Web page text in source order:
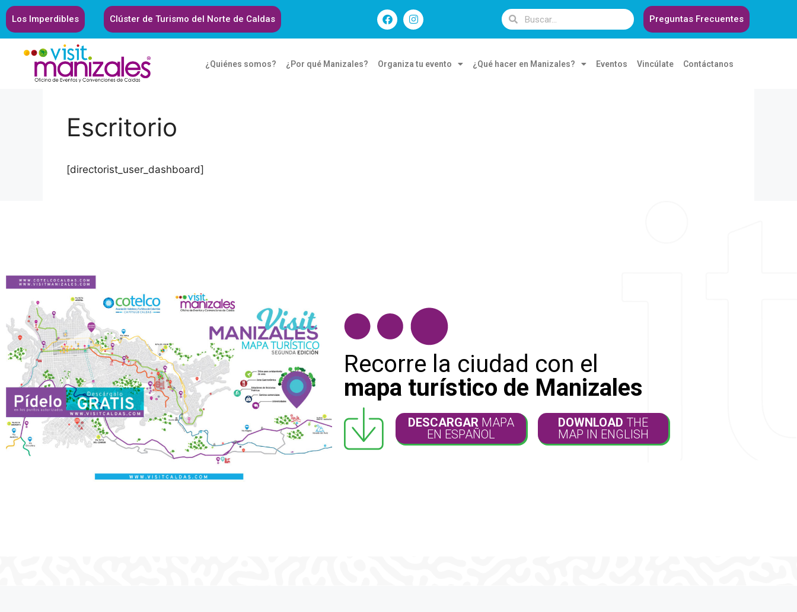
Los Imperdibles Clúster de Turismo del Norte de Caldas Preguntas Frecuentes
¿Quiénes somos? ¿Por qué Manizales? Organiza tu evento ¿Qué hacer en Manizales? Eventos Vincúlate Contáctanos
Escritorio
[directorist_user_dashboard]
Recorre la ciudad con el
mapa turístico de Manizales
DESCARGARMAPA
EN ESPAÑOL
DOWNLOAD THE
MAP IN ENGLISH